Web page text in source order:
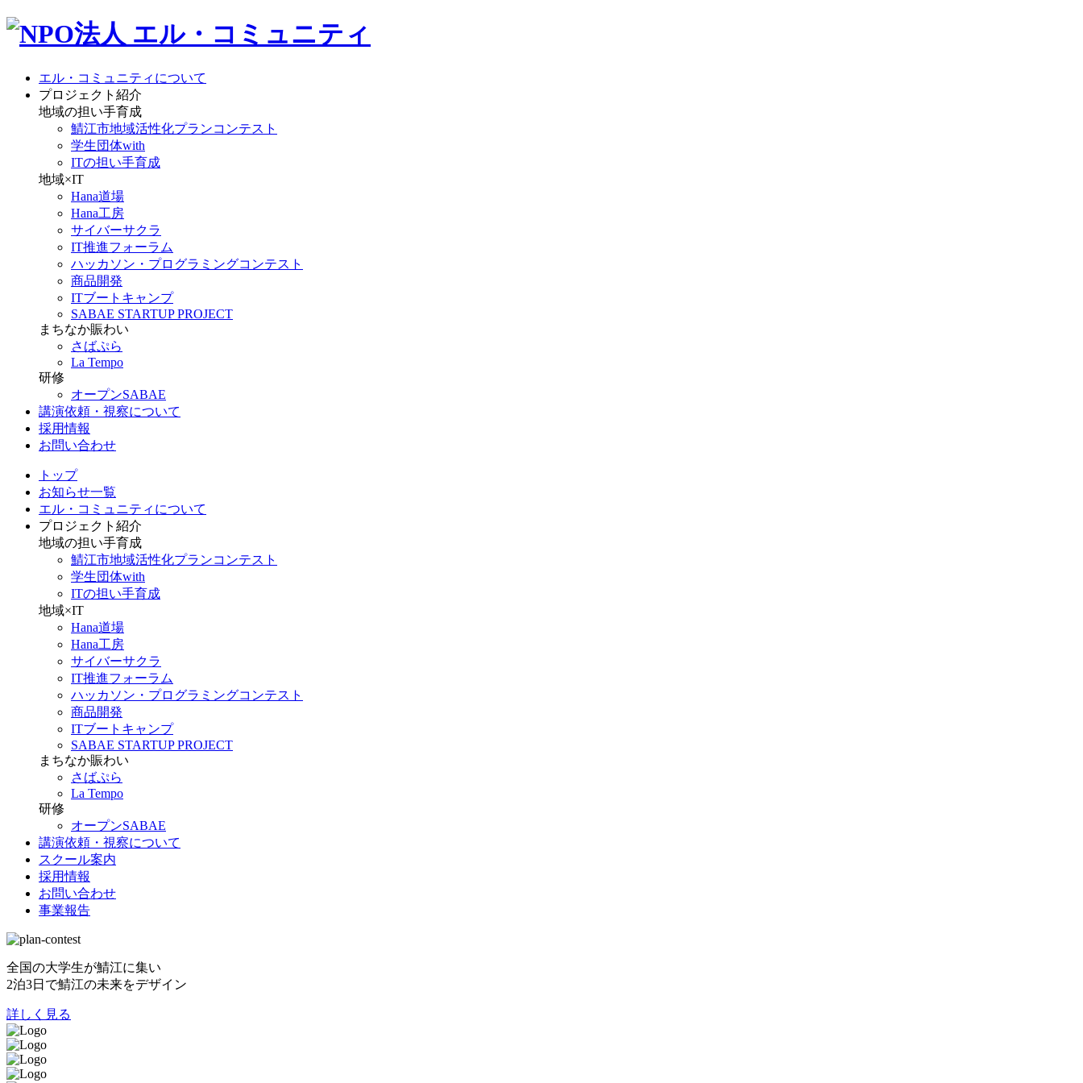
エル・コミュニティについて
プロジェクト紹介
地域の担い手育成
鯖江市地域活性化プランコンテスト
学生団体with
ITの担い手育成
地域×IT
Hana道場
Hana工房
サイバーサクラ
IT推進フォーラム
ハッカソン・プログラミングコンテスト
商品開発
ITブートキャンプ
SABAE STARTUP PROJECT
まちなか賑わい
さばぷら
La Tempo
研修
オープンSABAE
講演依頼・視察について
採用情報
お問い合わせ
トップ
お知らせ一覧
エル・コミュニティについて
プロジェクト紹介
地域の担い手育成
鯖江市地域活性化プランコンテスト
学生団体with
ITの担い手育成
地域×IT
Hana道場
Hana工房
サイバーサクラ
IT推進フォーラム
ハッカソン・プログラミングコンテスト
商品開発
ITブートキャンプ
SABAE STARTUP PROJECT
まちなか賑わい
さばぷら
La Tempo
研修
オープンSABAE
講演依頼・視察について
スクール案内
採用情報
お問い合わせ
事業報告
全国の大学生が鯖江に集い
2泊3日で鯖江の未来をデザイン
詳しく見る